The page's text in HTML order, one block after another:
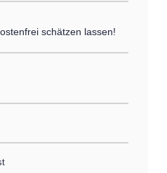
schätzen lassen!